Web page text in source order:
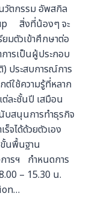
วัตกรรม อัพสกิล
สิ่งที่น้องๆ จะ
มตัวเข้าศึกษาต่อ
ารเป็นผู้ประกอบ
ประสบการณ์การ
ต์ใช้ความรู้ที่หลาก
ละชั้นปี เสมือน
สนุนการทำธุรกิจ
จได้ด้วยตัวเอง
นพื้นฐาน
ารฯ กำหนดการ
– 15.30 น.